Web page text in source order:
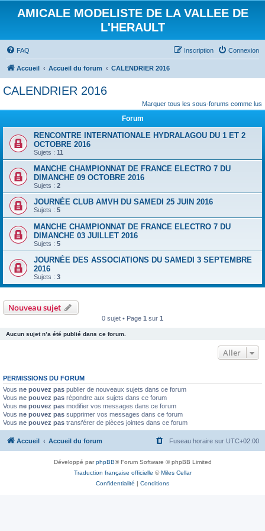
AMICALE MODELISTE DE LA VALLEE DE
L'HERAULT
FAQ Connexion
Inscription
Accueil Accueil du forum CALENDRIER 2016
CALENDRIER 2016
Marquer tous les sous-forums comme lus
Forum
RENCONTRE INTERNATIONALE HYDRALAGOU DU 1 ET 2
OCTOBRE 2016
Sujets : 11
MANCHE CHAMPIONNAT DE FRANCE ELECTRO 7 DU
DIMANCHE 09 OCTOBRE 2016
Sujets : 2
JOURNÉE CLUB AMVH DU SAMEDI 25 JUIN 2016
Sujets : 5
MANCHE CHAMPIONNAT DE FRANCE ELECTRO 7 DU
DIMANCHE 03 JUILLET 2016
Sujets : 5
JOURNÉE DES ASSOCIATIONS DU SAMEDI 3 SEPTEMBRE
2016
Sujets : 3
Nouveau sujet
0 sujet • Page 1 sur 1
Aucun sujet n’a été publié dans ce forum.
Aller
PERMISSIONS DU FORUM
Vous ne pouvez pas publier de nouveaux sujets dans ce forum
Vous ne pouvez pas répondre aux sujets dans ce forum
Vous ne pouvez pas modifier vos messages dans ce forum
Vous ne pouvez pas supprimer vos messages dans ce forum
Vous ne pouvez pas transférer de pièces jointes dans ce forum
Accueil Accueil du forum Fuseau horaire sur UTC+02:00
Développé parphpBB® Forum Software © phpBB Limited
Traduction française officielle ©Miles Cellar
Confidentialité | Conditions